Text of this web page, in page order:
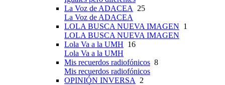
La Voz de ADACEA
25
La Voz de ADACEA
LOLA BUSCA NUEVA IMAGEN 1
LOLA BUSCA NUEVA IMAGEN
Lola Va a la UMH 16
Lola Va a la UMH
Mis recuerdos radiofónicos 8
Mis recuerdos radiofónicos
OPINIÓN INVERSA
2